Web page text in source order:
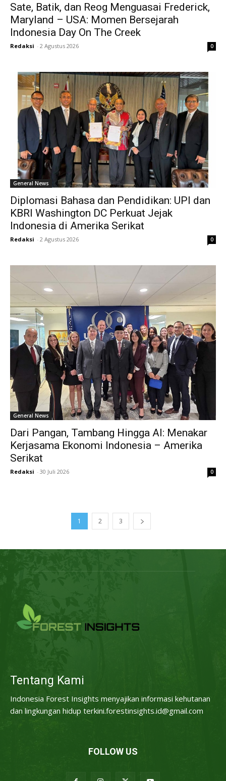
Sate, Batik, dan Reog Menguasai Frederick,
Maryland – USA: Momen Bersejarah
Indonesia Day On The Creek
Redaksi - 2 Agustus 2026 0
General News
Diplomasi Bahasa dan Pendidikan: UPI dan
KBRI Washington DC Perkuat Jejak
Indonesia di Amerika Serikat
Redaksi - 2 Agustus 2026 0
General News
Dari Pangan, Tambang Hingga AI: Menakar
Kerjasama Ekonomi Indonesia – Amerika
Serikat
Redaksi - 30 Juli 2026 0
1 2 3
Tentang Kami
Indonesia Forest Insights menyajikan informasi kehutanan
dan lingkungan hidup terkini.forestinsights.id@gmail.com
FOLLOW US